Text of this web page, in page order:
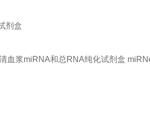
剂盒
血浆miRNA和总RNA纯化试剂盒